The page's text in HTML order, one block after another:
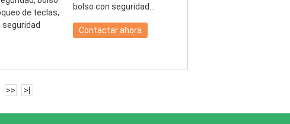
bolso con seguridad
bolso del dinero de la
Contactar ahora
>> >|